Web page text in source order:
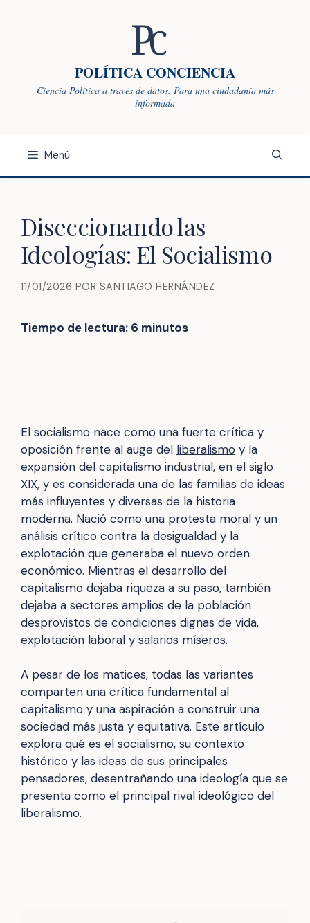
POLÍTICA CONCIENCIA
Ciencia Política a través de datos. Para una ciudadanía más
informada
Menú
Diseccionando las
Ideologías: El Socialismo
11/01/2026 POR SANTIAGO HERNÁNDEZ
Tiempo de lectura: 6 minutos
El socialismo nace como una fuerte crítica y
oposición frente al auge del liberalismo y la
expansión del capitalismo industrial, en el siglo
XIX, y es considerada una de las familias de ideas
más influyentes y diversas de la historia
moderna. Nació como una protesta moral y un
análisis crítico contra la desigualdad y la
explotación que generaba el nuevo orden
económico. Mientras el desarrollo del
capitalismo dejaba riqueza a su paso, también
dejaba a sectores amplios de la población
desprovistos de condiciones dignas de vida,
explotación laboral y salarios míseros.
A pesar de los matices, todas las variantes
comparten una crítica fundamental al
capitalismo y una aspiración a construir una
sociedad más justa y equitativa. Este artículo
explora qué es el socialismo, su contexto
histórico y las ideas de sus principales
pensadores, desentrañando una ideología que se
presenta como el principal rival ideológico del
liberalismo.